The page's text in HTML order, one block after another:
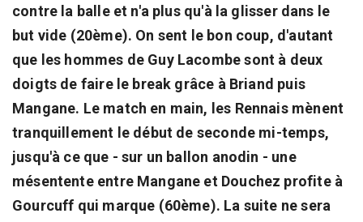
contre la balle et n'a plus qu'à la glisser dans le
but vide (20ème). On sent le bon coup, d'autant
que les hommes de Guy Lacombe sont à deux
doigts de faire le break grâce à Briand puis
Mangane. Le match en main, les Rennais mènent
tranquillement le début de seconde mi-temps,
jusqu'à ce que - sur un ballon anodin - une
mésentente entre Mangane et Douchez profite à
Gourcuff qui marque (60ème). La suite ne sera